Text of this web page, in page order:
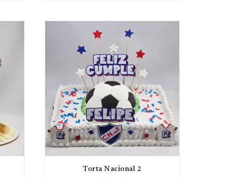
Torta Nacional 2